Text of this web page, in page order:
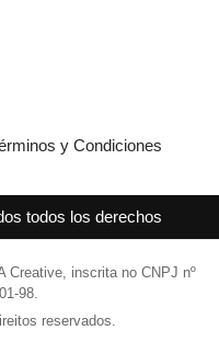
y Condiciones
todos los derechos
Creative, inscrita no CNPJ nº
98.
reservados.